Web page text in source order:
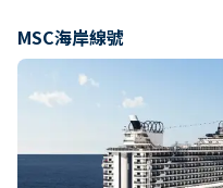
MSC海岸線號